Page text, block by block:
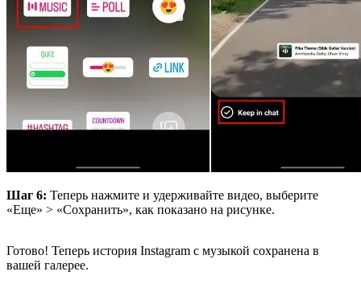
Шаг 6: Теперь нажмите и удерживайте видео, выберите
«Еще» > «Сохранить», как показано на рисунке.
Готово! Теперь история Instagram с музыкой сохранена в
вашей галерее.